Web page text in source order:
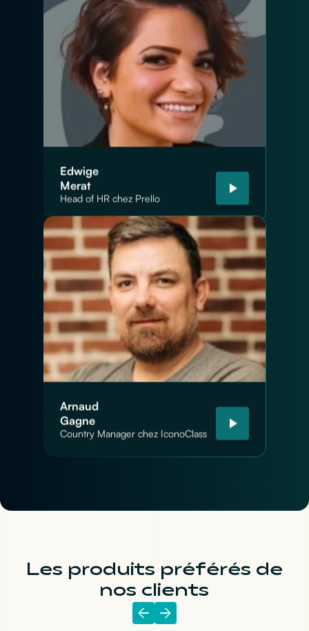
Edwige
Merat
Head of HR chez Prello
Arnaud
Gagne
Country Manager chez IconoClass
Les produits préférés de
nos clients